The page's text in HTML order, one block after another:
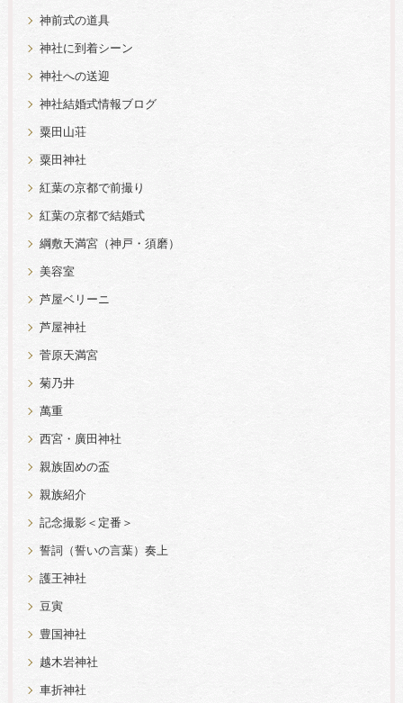
神前式の道具
神社に到着シーン
神社への送迎
神社結婚式情報ブログ
粟田山荘
粟田神社
紅葉の京都で前撮り
紅葉の京都で結婚式
綱敷天満宮（神戸・須磨）
美容室
芦屋ベリーニ
芦屋神社
菅原天満宮
菊乃井
萬重
西宮・廣田神社
親族固めの盃
親族紹介
記念撮影＜定番＞
誓詞（誓いの言葉）奏上
護王神社
豆寅
豊国神社
越木岩神社
車折神社